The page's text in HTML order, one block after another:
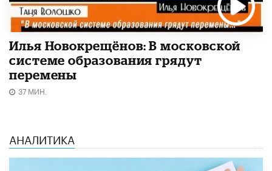
Илья Новокрещёнов: В московской
системе образования грядут
перемены
37 МИН.
АНАЛИТИКА